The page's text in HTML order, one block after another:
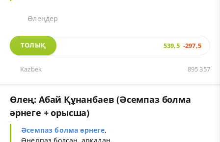
Өлеңдер
ТОЛЫҚ 539,5 -297,5
Kazbek 895 357
Өлең: Абай Құнанбаев (Әсемпаз болма
әрнеге + орысша)
Әсемпаз болма әрнеге,